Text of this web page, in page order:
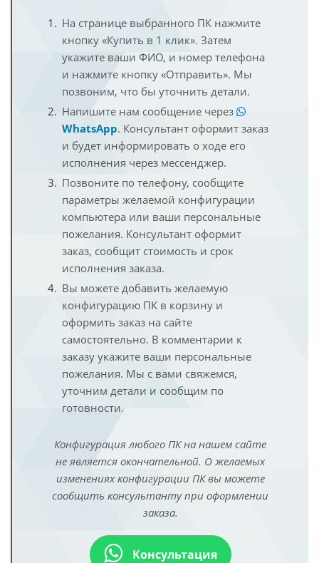
На странице выбранного ПК нажмите
кнопку «Купить в 1 клик». Затем
укажите ваши ФИО, и номер телефона
и нажмите кнопку «Отправить». Мы
позвоним, что бы уточнить детали.
Напишите нам сообщение через
WhatsApp. Консультант оформит заказ
и будет информировать о ходе его
исполнения через мессенджер.
Позвоните по телефону, сообщите
параметры желаемой конфигурации
компьютера или ваши персональные
пожелания. Консультант оформит
заказ, сообщит стоимость и срок
исполнения заказа.
Вы можете добавить желаемую
конфигурацию ПК в корзину и
оформить заказ на сайте
самостоятельно. В комментарии к
заказу укажите ваши персональные
пожелания. Мы с вами свяжемся,
уточним детали и сообщим по
готовности.
Конфигурация любого ПК на нашем сайте
не является окончательной. О желаемых
изменениях конфигурации ПК вы можете
сообщить консультанту при оформлении
заказа.
Консультация